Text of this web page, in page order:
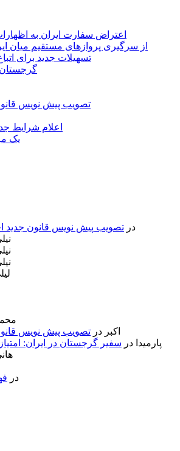
اعتراض سفارت ایران به
از سرگیری پروازهای مستقیم میان
تسهیلات جدید برای
تصویب پیش نویس
اعلام شرایط
یک مرد
در تصویب پیش نویس قانون جدید
اکبر در تصویب پیش نویس
پارمیدا در سفیر گرجستان در ایران:
در